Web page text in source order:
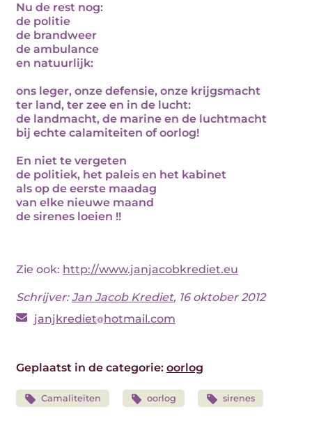
Nu de rest nog:
de politie
de brandweer
de ambulance
en natuurlijk:
ons leger, onze defensie, onze krijgsmacht
ter land, ter zee en in de lucht:
de landmacht, de marine en de luchtmacht
bij echte calamiteiten of oorlog!
En niet te vergeten
de politiek, het paleis en het kabinet
als op de eerste maadag
van elke nieuwe maand
de sirenes loeien !!
Zie ook: http://www.janjacobkrediet.eu
Schrijver:Jan Jacob Krediet, 16 oktober 2012
janjkrediet hotmail.com
Geplaatst in de categorie: oorlog
Camaliteiten oorlog sirenes